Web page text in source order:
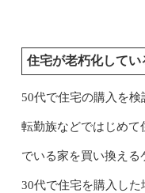
住宅が老朽化してい
50代で住宅の購入を
転勤族などではじめて
でいる家を買い換える
30代で住宅を購入し